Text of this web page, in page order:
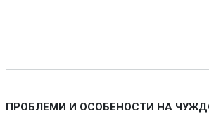
ПРОБЛЕМИ И ОСОБЕНОСТИ НА